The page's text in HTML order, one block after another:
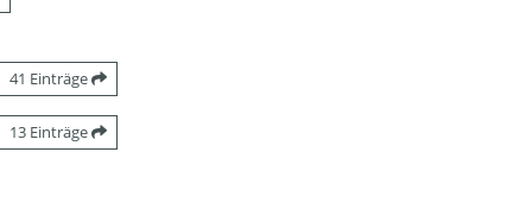
41 Einträge
13 Einträge